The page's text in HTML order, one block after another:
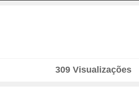
309 Visualizações